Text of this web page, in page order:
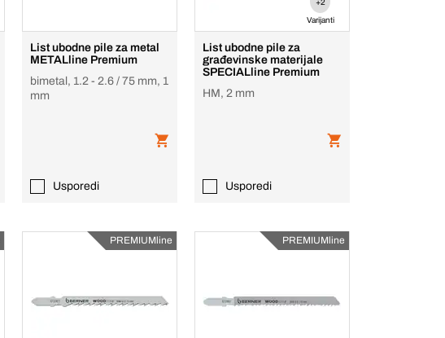
List ubodne pile za metal
METALline Premium
bimetal, 1.2 - 2.6 / 75 mm, 1
mm
Usporedi
Varijanti
List ubodne pile za
građevinske materijale
SPECIALline Premium
HM, 2 mm
Usporedi
PREMIUMline PREMIUMline